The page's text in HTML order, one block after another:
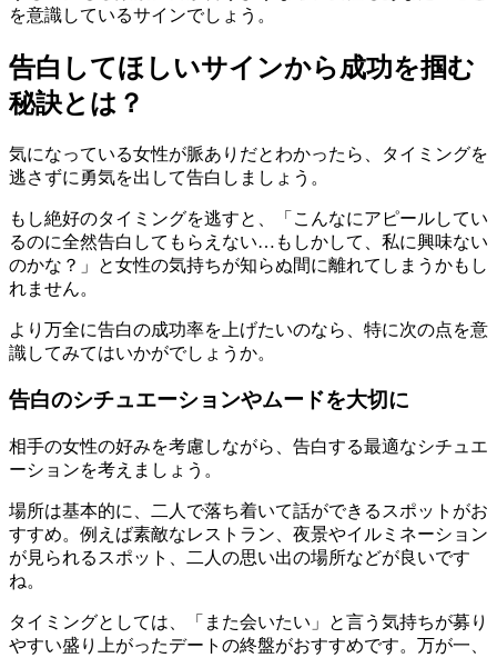
を意識しているサインでしょう。
告白してほしいサインから成功を掴む
秘訣とは？
気になっている女性が脈ありだとわかったら、タイミングを
逃さずに勇気を出して告白しましょう。
もし絶好のタイミングを逃すと、「こんなにアピールしてい
るのに全然告白してもらえない…もしかして、私に興味ない
のかな？」と女性の気持ちが知らぬ間に離れてしまうかもし
れません。
より万全に告白の成功率を上げたいのなら、特に次の点を意
識してみてはいかがでしょうか。
告白のシチュエーションやムードを大切に
相手の女性の好みを考慮しながら、告白する最適なシチュエ
ーションを考えましょう。
場所は基本的に、二人で落ち着いて話ができるスポットがお
すすめ。例えば素敵なレストラン、夜景やイルミネーション
が見られるスポット、二人の思い出の場所などが良いです
ね。
タイミングとしては、「また会いたい」と言う気持ちが募り
やすい盛り上がったデートの終盤がおすすめです。万が一、